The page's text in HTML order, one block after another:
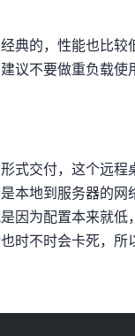
典的E5-2699，IO性能也
建议不要做重负载
程桌面)的形式交付，这
本地到服务器的网
为配置本来就低，运
不时会卡死，所以建